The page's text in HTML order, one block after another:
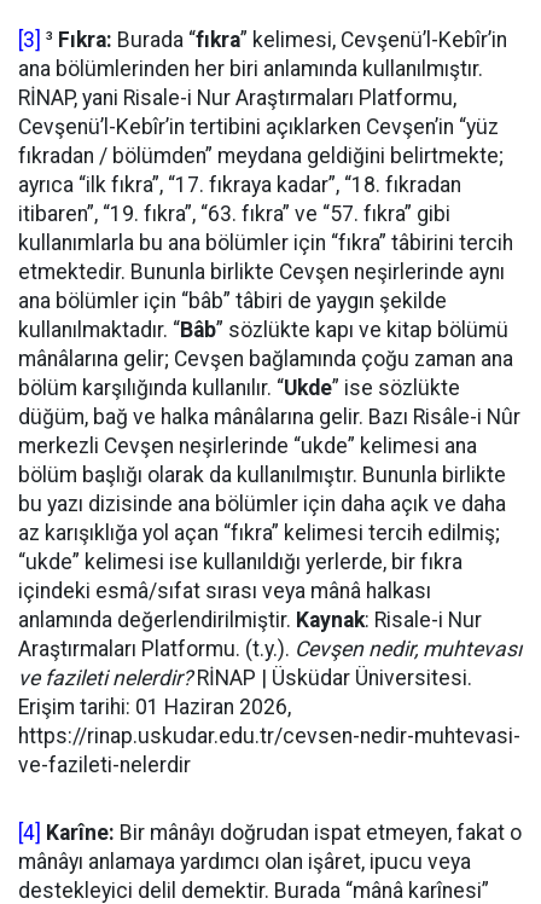
[3] ³ Fıkra: Burada “fıkra” kelimesi, Cevşenü’l-Kebîr’in
ana bölümlerinden her biri anlamında kullanılmıştır.
RİNAP, yani Risale-i Nur Araştırmaları Platformu,
Cevşenü’l-Kebîr’in tertibini açıklarken Cevşen’in “yüz
fıkradan / bölümden” meydana geldiğini belirtmekte;
ayrıca “ilk fıkra”, “17. fıkraya kadar”, “18. fıkradan
itibaren”, “19. fıkra”, “63. fıkra” ve “57. fıkra” gibi
kullanımlarla bu ana bölümler için “fıkra” tâbirini tercih
etmektedir. Bununla birlikte Cevşen neşirlerinde aynı
ana bölümler için “bâb” tâbiri de yaygın şekilde
kullanılmaktadır. “Bâb” sözlükte kapı ve kitap bölümü
mânâlarına gelir; Cevşen bağlamında çoğu zaman ana
bölüm karşılığında kullanılır. “Ukde” ise sözlükte
düğüm, bağ ve halka mânâlarına gelir. Bazı Risâle-i Nûr
merkezli Cevşen neşirlerinde “ukde” kelimesi ana
bölüm başlığı olarak da kullanılmıştır. Bununla birlikte
bu yazı dizisinde ana bölümler için daha açık ve daha
az karışıklığa yol açan “fıkra” kelimesi tercih edilmiş;
“ukde” kelimesi ise kullanıldığı yerlerde, bir fıkra
içindeki esmâ/sıfat sırası veya mânâ halkası
anlamında değerlendirilmiştir. Kaynak: Risale-i Nur
Araştırmaları Platformu. (t.y.). Cevşen nedir, muhtevası
ve fazileti nelerdir?RİNAP | Üsküdar Üniversitesi.
Erişim tarihi: 01 Haziran 2026,
https://rinap.uskudar.edu.tr/cevsen-nedir-muhtevasi-
ve-fazileti-nelerdir
[4] Karîne: Bir mânâyı doğrudan ispat etmeyen, fakat o
mânâyı anlamaya yardımcı olan işâret, ipucu veya
destekleyici delil demektir. Burada “mânâ karînesi”